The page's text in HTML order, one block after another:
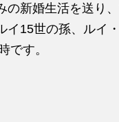
の新婚生活を送り
イ15世の孫、ルイ
です。